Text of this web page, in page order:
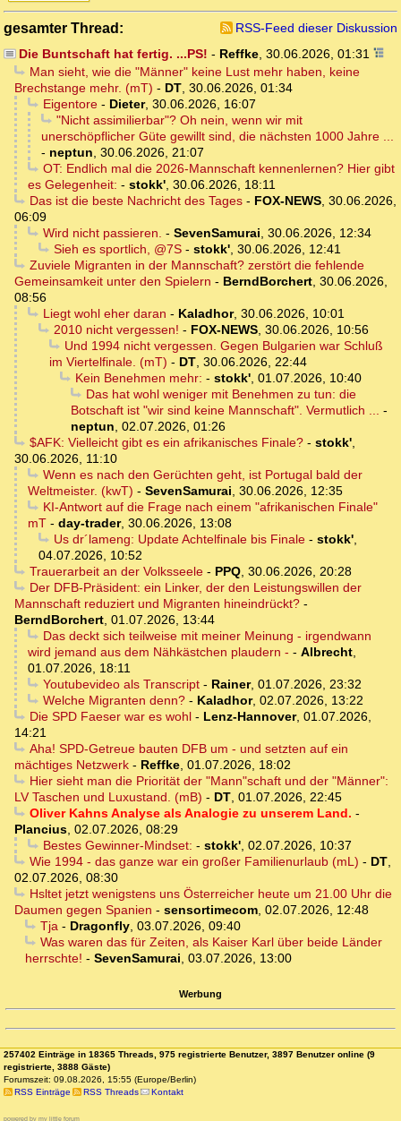
gesamter Thread:
RSS-Feed dieser Diskussion
Die Buntschaft hat fertig. ...PS! - Reffke, 30.06.2026, 01:31
Man sieht, wie die "Männer" keine Lust mehr haben, keine
Brechstange mehr. (mT) - DT, 30.06.2026, 01:34
Eigentore- Dieter, 30.06.2026, 16:07
"Nicht assimilierbar"? Oh nein, wenn wir mit
unerschöpflicher Güte gewillt sind, die nächsten 1000 Jahre ...
- neptun, 30.06.2026, 21:07
OT: Endlich mal die 2026-Mannschaft kennenlernen? Hier gibt
es Gelegenheit: - stokk', 30.06.2026, 18:11
Das ist die beste Nachricht des Tages- FOX-NEWS, 30.06.2026,
06:09
Wird nicht passieren. - SevenSamurai, 30.06.2026, 12:34
Sieh es sportlich, @7S- stokk', 30.06.2026, 12:41
Zuviele Migranten in der Mannschaft? zerstört die fehlende
Gemeinsamkeit unter den Spielern - BerndBorchert, 30.06.2026,
08:56
Liegt wohl eher daran - Kaladhor, 30.06.2026, 10:01
2010 nicht vergessen! - FOX-NEWS, 30.06.2026, 10:56
Und 1994 nicht vergessen. Gegen Bulgarien war Schluß
im Viertelfinale. (mT) - DT, 30.06.2026, 22:44
Kein Benehmen mehr: - stokk', 01.07.2026, 10:40
Das hat wohl weniger mit Benehmen zu tun: die
Botschaft ist "wir sind keine Mannschaft". Vermutlich ... -
neptun, 02.07.2026, 01:26
$AFK: Vielleicht gibt es ein afrikanisches Finale?- stokk',
30.06.2026, 11:10
Wenn es nach den Gerüchten geht, ist Portugal bald der
Weltmeister. (kwT) - SevenSamurai, 30.06.2026, 12:35
KI-Antwort auf die Frage nach einem "afrikanischen Finale"
mT - day-trader, 30.06.2026, 13:08
Us dr´lameng: Update Achtelfinale bis Finale- stokk',
04.07.2026, 10:52
Trauerarbeit an der Volksseele- PPQ, 30.06.2026, 20:28
Der DFB-Präsident: ein Linker, der den Leistungswillen der
Mannschaft reduziert und Migranten hineindrückt? -
BerndBorchert, 01.07.2026, 13:44
Das deckt sich teilweise mit meiner Meinung - irgendwann
wird jemand aus dem Nähkästchen plaudern - - Albrecht,
01.07.2026, 18:11
Youtubevideo als Transcript- Rainer, 01.07.2026, 23:32
Welche Migranten denn?- Kaladhor, 02.07.2026, 13:22
Die SPD Faeser war es wohl- Lenz-Hannover, 01.07.2026,
14:21
Aha! SPD-Getreue bauten DFB um - und setzten auf ein
mächtiges Netzwerk - Reffke, 01.07.2026, 18:02
Hier sieht man die Priorität der "Mann"schaft und der "Männer":
LV Taschen und Luxustand. (mB) - DT, 01.07.2026, 22:45
Oliver Kahns Analyse als Analogie zu unserem Land. -
Plancius, 02.07.2026, 08:29
Bestes Gewinner-Mindset: - stokk', 02.07.2026, 10:37
Wie 1994 - das ganze war ein großer Familienurlaub (mL) - DT,
02.07.2026, 08:30
Hsltet jetzt wenigstens uns Österreicher heute um 21.00 Uhr die
Daumen gegen Spanien - sensortimecom, 02.07.2026, 12:48
Tja- Dragonfly, 03.07.2026, 09:40
Was waren das für Zeiten, als Kaiser Karl über beide Länder
herrschte! - SevenSamurai, 03.07.2026, 13:00
Werbung
257402 Einträge in 18365 Threads, 975 registrierte Benutzer, 3897 Benutzer online (9
registrierte, 3888 Gäste)
Forumszeit: 09.08.2026, 15:55 (Europe/Berlin)
RSS Einträge
RSS Threads Kontakt
powered by my little forum